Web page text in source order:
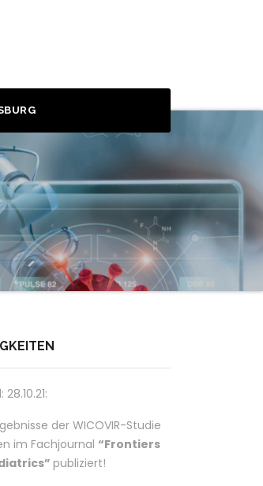
der WICOVIR-Studie
im Fachjournal “Frontiers
publiziert!